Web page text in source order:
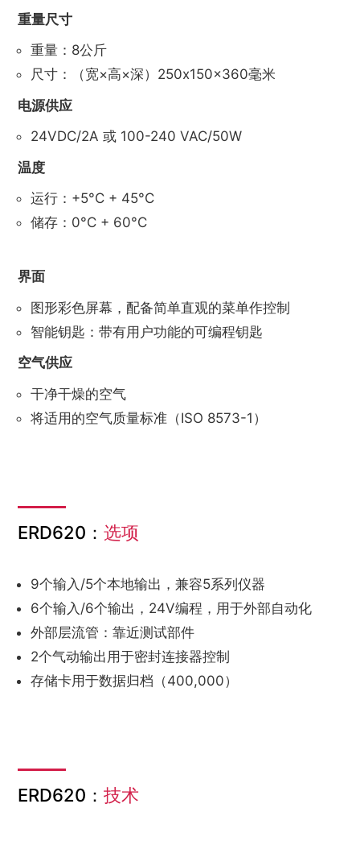
重量尺寸
重量：8公斤
尺寸：（宽×高×深）250x150x360毫米
电源供应
24VDC/2A 或 100-240 VAC/50W
温度
运行：+5°C + 45°C
储存：0°C + 60°C
界面
图形彩色屏幕，配备简单直观的菜单作控制
智能钥匙：带有用户功能的可编程钥匙
空气供应
干净干燥的空气
将适用的空气质量标准（ISO 8573-1）
ERD620：选项
9个输入/5个本地输出，兼容5系列仪器
6个输入/6个输出，24V编程，用于外部自动化
外部层流管：靠近测试部件
2个气动输出用于密封连接器控制
存储卡用于数据归档（400,000）
ERD620：技术